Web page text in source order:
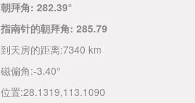
朝拜角: 282.39°
指南针的朝拜角: 285.79
到天房的距离:7340 km
磁偏角:-3.40°
位置:28.1319,113.1090